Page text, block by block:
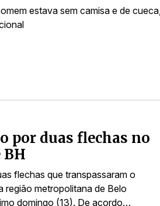
estava sem camisa e de cueca,
por duas flechas no
BH
flechas que transpassaram o
região metropolitana de Belo
domingo (13). De acordo…